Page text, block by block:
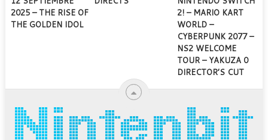
2025 – THE RISE OF
THE GOLDEN IDOL
2! – MARIO KART
WORLD –
CYBERPUNK 2077 –
NS2 WELCOME
TOUR – YAKUZA 0
DIRECTOR’S CUT